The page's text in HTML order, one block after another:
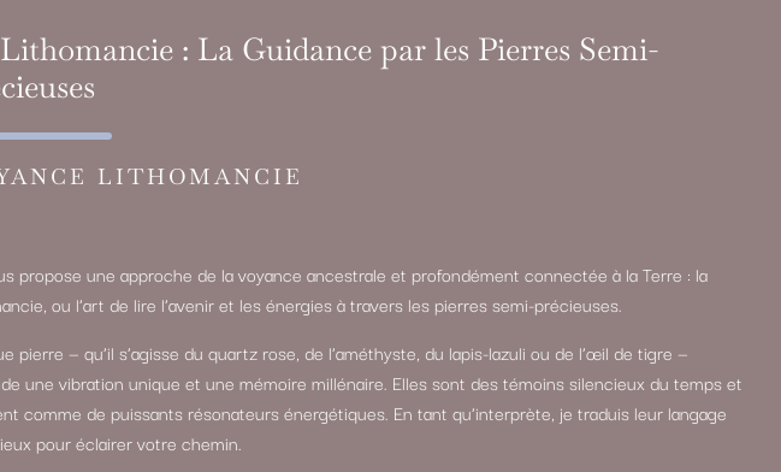
: La Guidance par les Pierres Semi-
LITHOMANCIE
propose une approche de la voyance ancestrale et profondément connectée à la Terre : la
ou l’art de lire l’avenir et les énergies à travers les pierres semi-précieuses.
pierre — qu’il s’agisse du quartz rose, de l’améthyste, du lapis-lazuli ou de l’œil de tigre —
une vibration unique et une mémoire millénaire. Elles sont des témoins silencieux du temps et
comme de puissants résonateurs énergétiques. En tant qu’interprète, je traduis leur langage
pour éclairer votre chemin.